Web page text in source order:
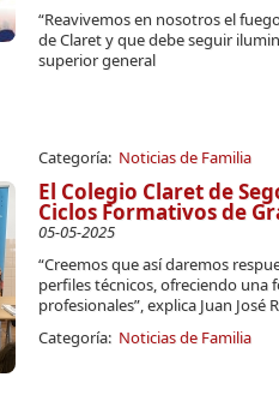
“Reavivemos en nosotros el
de Claret y que debe seguir
superior general
Categoría: Noticias de Familia
El Colegio Claret de
Ciclos Formativos de
05-05-2025
“Creemos que así daremos
perfiles técnicos, ofreciendo una
profesionales”, explica Juan José
Categoría: Noticias de Familia